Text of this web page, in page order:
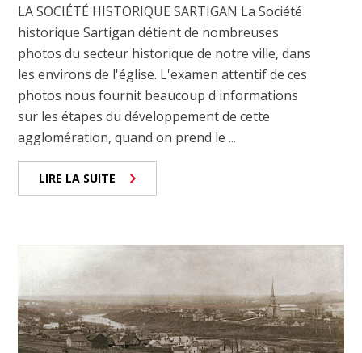
LA SOCIÉTÉ HISTORIQUE SARTIGAN La Société
historique Sartigan détient de nombreuses
photos du secteur historique de notre ville, dans
les environs de l'église. L'examen attentif de ces
photos nous fournit beaucoup d'informations
sur les étapes du développement de cette
agglomération, quand on prend le ...
LIRE LA SUITE